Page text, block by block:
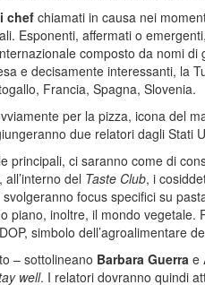
chef chiamati in causa nei
Esponenti, affermati o
composto da nomi
e decisamente interessanti, la
Francia, Spagna, Slovenia.
per la pizza, icona del
due relatori dagli Stati
principali, ci saranno come di
del Taste Club, i
focus specifici su
piano, inoltre, il mondo
simbolo dell’agroalimentare
– sottolineano Barbara Guerra e
well. I relatori dovranno quindi